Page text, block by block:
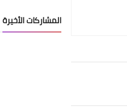
المشاركات الأخيرة